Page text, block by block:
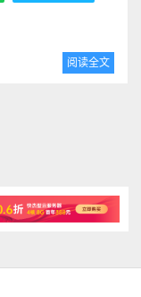
阅读全文